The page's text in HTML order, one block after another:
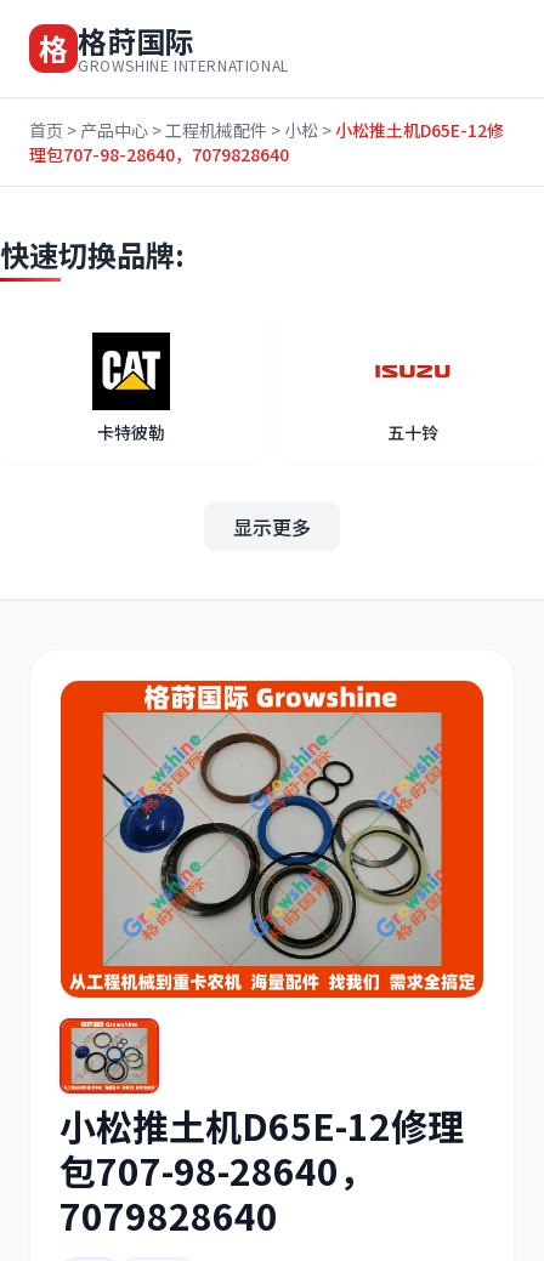
格 格莳国际
GROWSHINE INTERNATIONAL
首页 > 产品中心 >工程机械配件 > 小松 >小松推土机D65E-12修
理包707-98-28640，7079828640
快速切换品牌:
卡特彼勒 五十铃
其他 小松
沃尔沃 康明斯
日立 久保田
三菱 博世
显示更多
小松推土机D65E-12修理
包707-98-28640，
7079828640